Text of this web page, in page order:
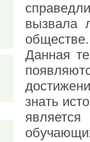
вызвала
обществе.
Данная
знать
является